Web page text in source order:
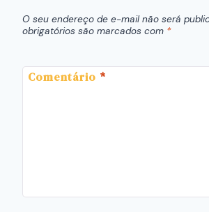
O seu endereço de e-mail não será
obrigatórios são marcados com *
Comentário *